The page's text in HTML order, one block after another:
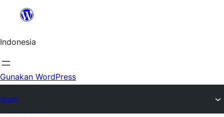
Lewat
konten
Indonesia
Gunakan WordPress